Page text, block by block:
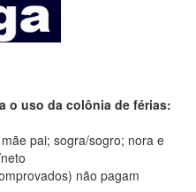
o uso da colônia de férias:
pai; sogra/sogro; nora e
não pagam